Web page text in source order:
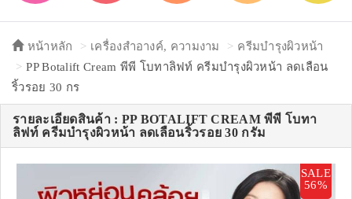
หน้าหลัก เครื่องสำอางค์, ความงาม
ครีมบำรุงผิวหน้า
PP Botalift Cream พีพี โบทาลิฟท์ ครีมบำรุงผิวหน้า ลดเลือน
ริ้วรอย 30 กร
รายละเอียดสินค้า : PP BOTALIFT CREAM พีพี โบทา
ลิฟท์ ครีมบำรุงผิวหน้า ลดเลือนริ้วรอย 30 กรัม
SALE
56%